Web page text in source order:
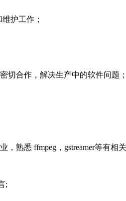
护工作；
切合作，解决生产中的软件问题；
熟悉 ffmpeg，gstreamer等有相
;